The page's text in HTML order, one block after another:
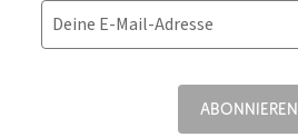
Deine E-Mail-Adresse
ABONNIEREN